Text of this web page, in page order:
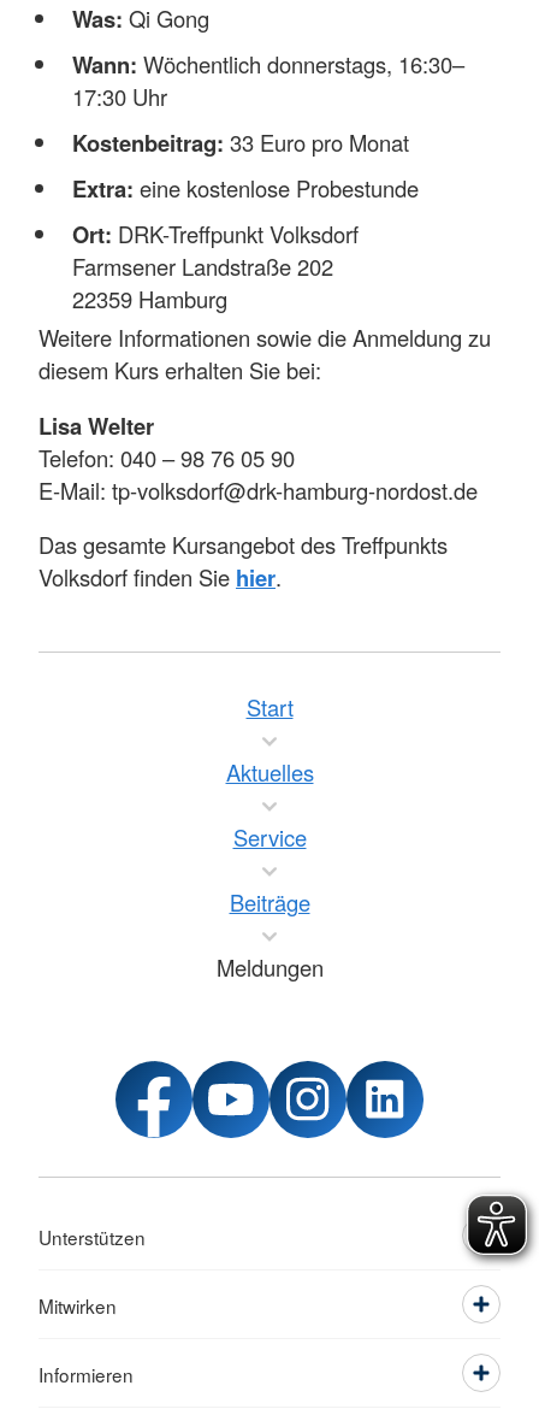
Was: Qi Gong
Wann: Wöchentlich donnerstags, 16:30–
17:30 Uhr
Kostenbeitrag: 33 Euro pro Monat
Extra: eine kostenlose Probestunde
Ort: DRK-Treffpunkt Volksdorf
Farmsener Landstraße 202
22359 Hamburg
Weitere Informationen sowie die Anmeldung zu
diesem Kurs erhalten Sie bei:
Lisa Welter
Telefon: 040 – 98 76 05 90
E-Mail: tp-volksdorf@drk-hamburg-nordost.de
Das gesamte Kursangebot des Treffpunkts
Volksdorf finden Sie hier.
Start
Aktuelles
Service
Beiträge
Meldungen
Unterstützen
Mitwirken
Informieren